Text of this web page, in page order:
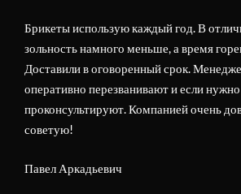
Брикеты использую каждый год. В
зольность намного меньше, а время
Доставили в оговоренный срок.
оперативно перезванивают и если нужно
проконсультируют. Компанией очень
советую!
Павел Аркадьевич